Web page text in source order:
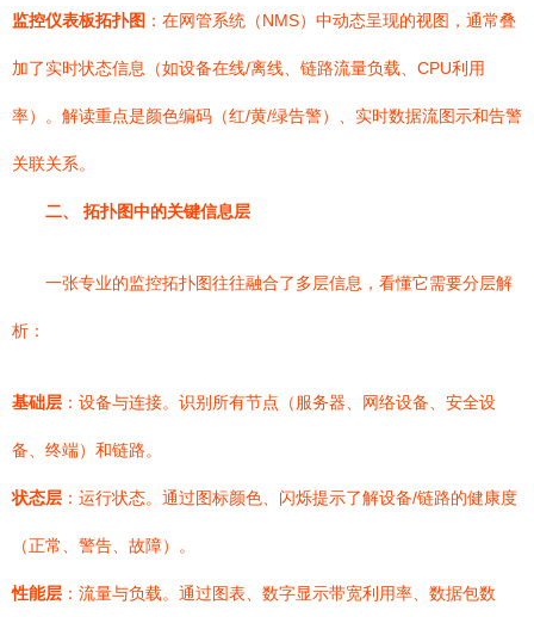
监控仪表板拓扑图 ：在网管系统（NMS）中动态呈现的视图，通常叠
加了实时状态信息（如设备在线/离线、链路流量负载、CPU利用
率）。解读重点是颜色编码（红/黄/绿告警）、实时数据流图示和告警
关联关系。
二、 拓扑图中的关键信息层
一张专业的监控拓扑图往往融合了多层信息，看懂它需要分层解
析：
基础层 ：设备与连接。识别所有节点（服务器、网络设备、安全设
备、终端）和链路。
状态层 ：运行状态。通过图标颜色、闪烁提示了解设备/链路的健康度
（正常、警告、故障）。
性能层 ：流量与负载。通过图表、数字显示带宽利用率、数据包数